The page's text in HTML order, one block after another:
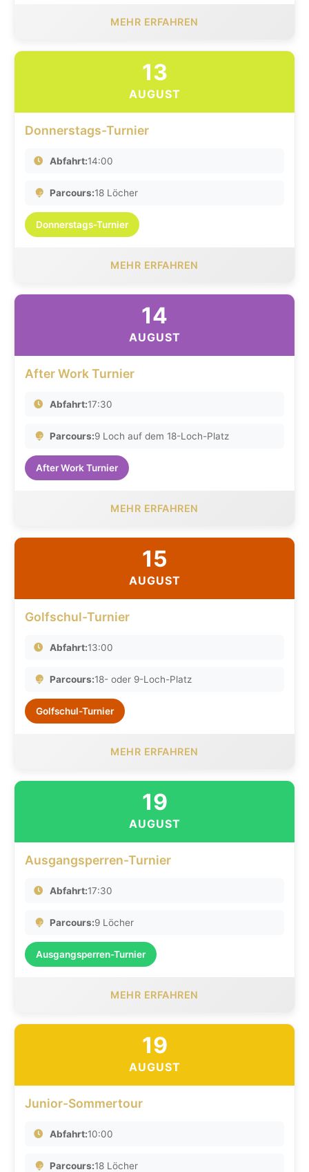
MEHR ERFAHREN
13
AUGUST
Donnerstags-Turnier
Abfahrt:14:00
Parcours:18 Löcher
Donnerstags-Turnier
MEHR ERFAHREN
14
AUGUST
After Work Turnier
Abfahrt:17:30
Parcours:9 Loch auf dem 18-Loch-Platz
After Work Turnier
MEHR ERFAHREN
15
AUGUST
Golfschul-Turnier
Abfahrt:13:00
Parcours:18- oder 9-Loch-Platz
Golfschul-Turnier
MEHR ERFAHREN
19
AUGUST
Ausgangsperren-Turnier
Abfahrt:17:30
Parcours:9 Löcher
Ausgangsperren-Turnier
MEHR ERFAHREN
19
AUGUST
Junior-Sommertour
Abfahrt:10:00
Parcours:18 Löcher